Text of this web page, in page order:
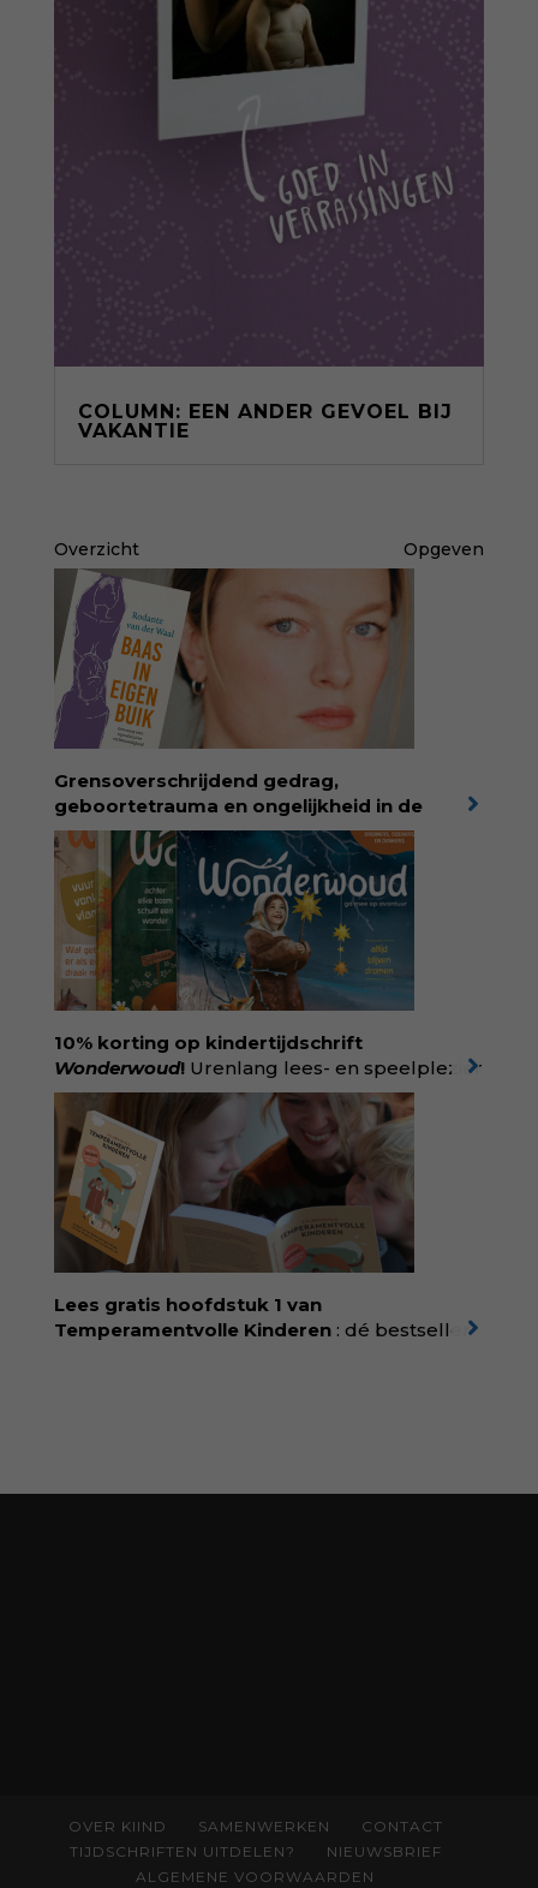
COLUMN: EEN ANDER GEVOEL BIJ
VAKANTIE
Overzicht Opgeven
Grensoverschrijdend gedrag,
geboortetrauma en ongelijkheid in de
geboortezorg:in Baas in eigen buik verbindt
filosoof en vroedvrouw Rodante van der Waal
persoonlijke ervaringen aan structureel
onrecht en introduceert ze reproductieve
rechtvaardigheid als een collectieve, radicale
praktijk van zorg. Voor iedereen die wil
begrijpen wat er speelt rond vruchtbaarheid
en geboorte. Koop het boek via
singeluitgeverijen.nl/nijgh-van-
ditmar/boek/baas-in-eigen-buik
10% korting op kindertijdschrift
Wonderwoud! Urenlang lees- en speelplezier
voor dromers, doeners en denkers.
Wonderwoud is het ambachtelijk gemaakte
antwoord op alle snelle gooimaarweg-
boekjes en hapsnap-filmpjes. Het mooiste
kindertijdschrift van Nederland; met liefde en
kunde voor taal, beeld en tekeningen die
spat van elke pagina. Dat vóel je. Dat voelt je
kind. Abonneer via
wonderwoud.nl/abonneren**
korting met code:
KIIND10
Lees gratis hoofdstuk 1 van
Temperamentvolle Kinderen : dé bestseller
OVER KIIND SAMENWERKEN
CONTACT
TIJDSCHRIFTEN UITDELEN?
NIEUWSBRIEF
ALGEMENE VOORWAARDEN